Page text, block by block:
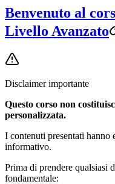
Benvenuto al
Livello Avanzato
Disclaimer importante
Questo corso non
personalizzata.
I contenuti presentati hanno
informativo.
Prima di prendere qualsiasi
fondamentale: